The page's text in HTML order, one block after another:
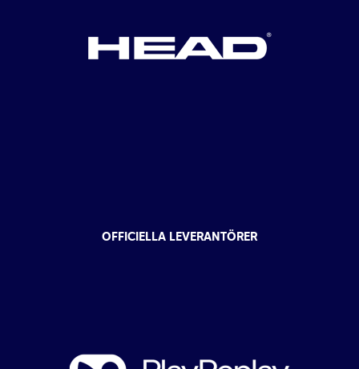
OFFICIELLA LEVERANTÖRER